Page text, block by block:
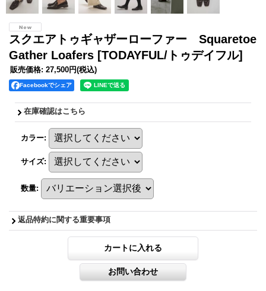
スクエアトゥギャザーローファー Squaretoe
Gather Loafers [TODAYFUL/トゥデイフル]
販売価格: 27,500円(税込)
Facebookでシェア
在庫確認はこちら
カラー:
サイズ:
数量:
返品特約に関する重要事項